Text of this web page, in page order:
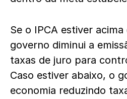
Se o IPCA estiver
governo diminui a
taxas de juro para
Caso estiver abaixo, o
economia reduzindo